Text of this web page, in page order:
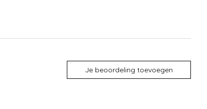
Je beoordeling toevoegen